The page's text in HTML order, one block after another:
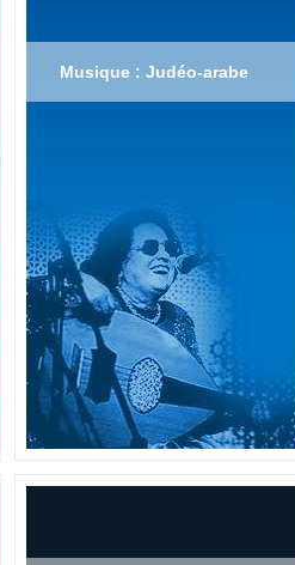
Musique : Judéo-arabe